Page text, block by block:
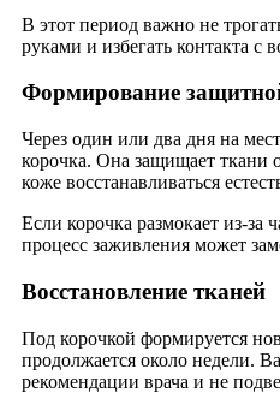
В этот период важно не
руками и избегать контакта с
Формирование
Через один или два дня на
корочка. Она защищает ткани
коже восстанавливаться
Если корочка размокает из-за
процесс заживления может
Восстановление тканей
Под корочкой формируется
продолжается около недели.
рекомендации врача и не